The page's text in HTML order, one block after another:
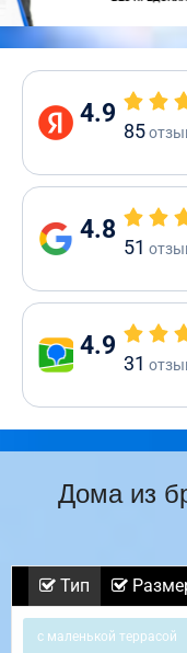
4.9
85
4.8
51
4.9
31
Дома из
Тип
с маленькой террасой